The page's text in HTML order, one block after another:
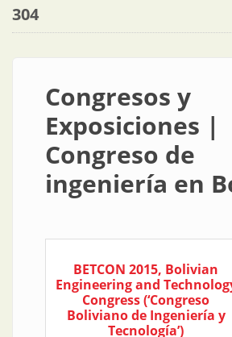
304
Congresos y
Exposiciones |
Congreso de
ingeniería en
BETCON 2015, Bolivian
Engineering and
Congress (‘Congreso
Boliviano de Ingeniería y
Tecnología’)